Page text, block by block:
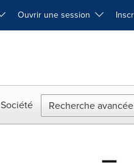
Ouvrir une session
Société Recherche avancée